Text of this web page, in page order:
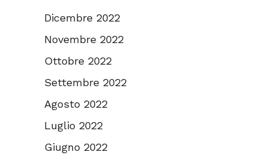
Dicembre 2022
Novembre 2022
Ottobre 2022
Settembre 2022
Agosto 2022
Luglio 2022
Giugno 2022